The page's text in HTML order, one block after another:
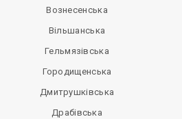
Вознесенська
Вільшанська
Гельмязівська
Городищенська
Дмитрушківська
Драбівська